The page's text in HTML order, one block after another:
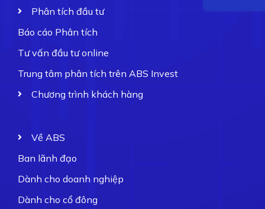
Phân tích đầu tư
Báo cáo Phân tích
Tư vấn đầu tư online
Trung tâm phân tích trên ABS Invest
Chương trình khách hàng
Về ABS
Ban lãnh đạo
Dành cho doanh nghiệp
Dành cho cổ đông